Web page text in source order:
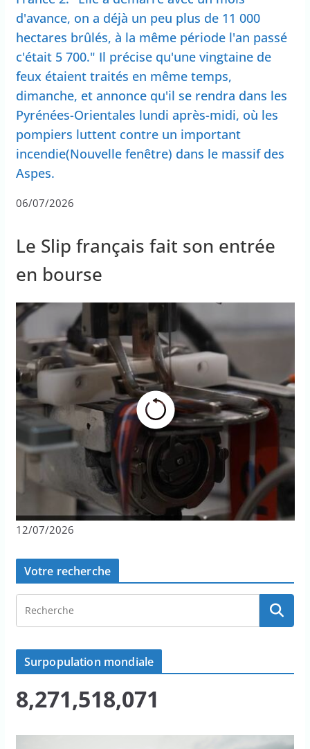
d'avance, on a déjà un peu plus de 11 000
hectares brûlés, à la même période l'an passé
c'était 5 700." Il précise qu'une vingtaine de
feux étaient traités en même temps,
dimanche, et annonce qu'il se rendra dans les
Pyrénées-Orientales lundi après-midi, où les
pompiers luttent contre un important
incendie(Nouvelle fenêtre) dans le massif des
Aspes.
06/07/2026
Le Slip français fait son entrée
en bourse
12/07/2026
Votre recherche
Surpopulation mondiale
8,271,518,071